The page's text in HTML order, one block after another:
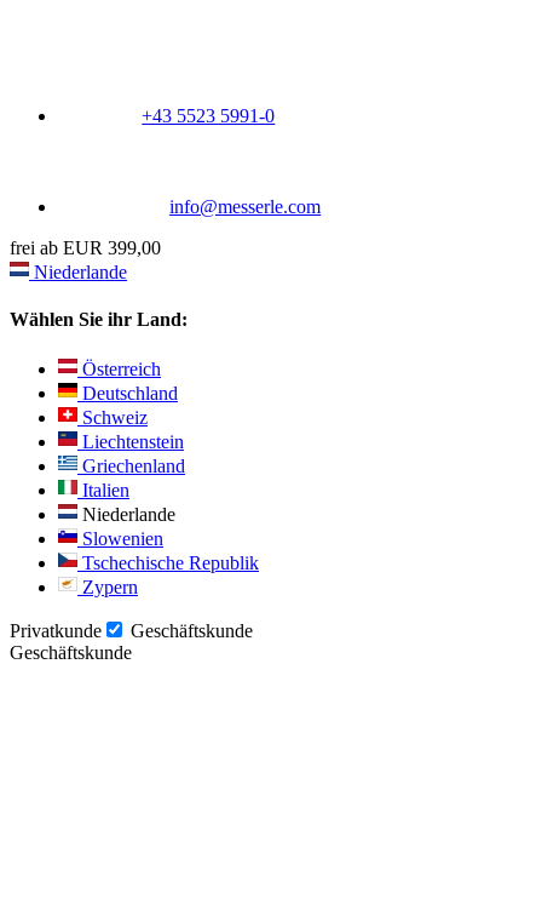
+43 5523 5991-0
info@messerle.com
frei ab EUR 399,00
Niederlande
Wählen Sie ihr Land:
Österreich
Deutschland
Schweiz
Liechtenstein
Griechenland
Italien
Niederlande
Slowenien
Tschechische Republik
Zypern
Privatkunde
Geschäftskunde
Geschäftskunde